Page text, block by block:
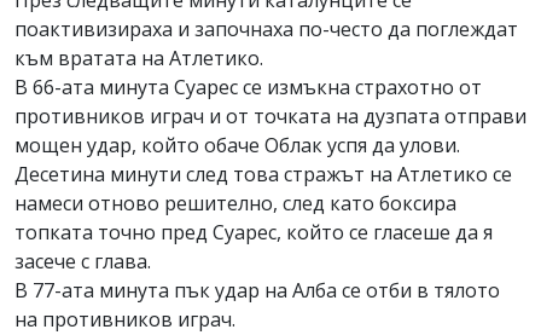
поактивизираха и започнаха по-често да поглеждат
към вратата на Атлетико.
В 66-ата минута Суарес се измъкна страхотно от
противников играч и от точката на дузпата отправи
мощен удар, който обаче Облак успя да улови.
Десетина минути след това стражът на Атлетико се
намеси отново решително, след като боксира
топката точно пред Суарес, който се гласеше да я
засече с глава.
В 77-ата минута пък удар на Алба се отби в тялото
на противников играч.